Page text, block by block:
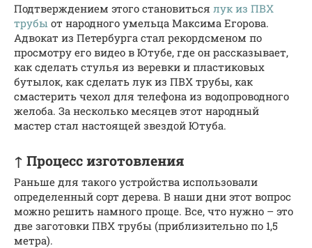
Подтверждением этого становиться лук из ПВХ
трубы от народного умельца Максима Егорова.
Адвокат из Петербурга стал рекордсменом по
просмотру его видео в Ютубе, где он рассказывает,
как сделать стулья из веревки и пластиковых
бутылок, как сделать лук из ПВХ трубы, как
смастерить чехол для телефона из водопроводного
желоба. За несколько месяцев этот народный
мастер стал настоящей звездой Ютуба.
↑ Процесс изготовления
Раньше для такого устройства использовали
определенный сорт дерева. В наши дни этот вопрос
можно решить намного проще. Все, что нужно – это
две заготовки ПВХ трубы (приблизительно по 1,5
метра).